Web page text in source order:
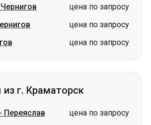
Чернигов
цена по запросу
цена по запросу
цена по запросу
г. Краматорск
- Переяслав
цена по запросу